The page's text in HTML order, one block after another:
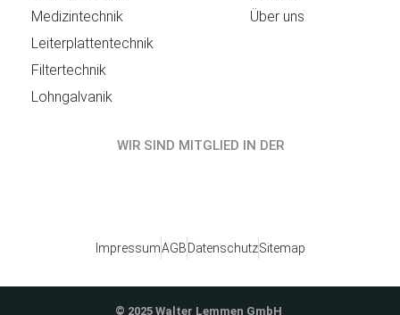
Medizintechnik
Leiterplattentechnik
Filtertechnik
Lohngalvanik
Über uns
WIR SIND MITGLIED IN DER
ImpressumAGB DatenschutzSitemap
© 2025 Walter Lemmen GmbH